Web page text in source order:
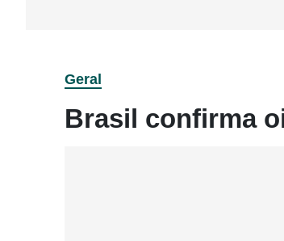
Geral
Brasil confirma